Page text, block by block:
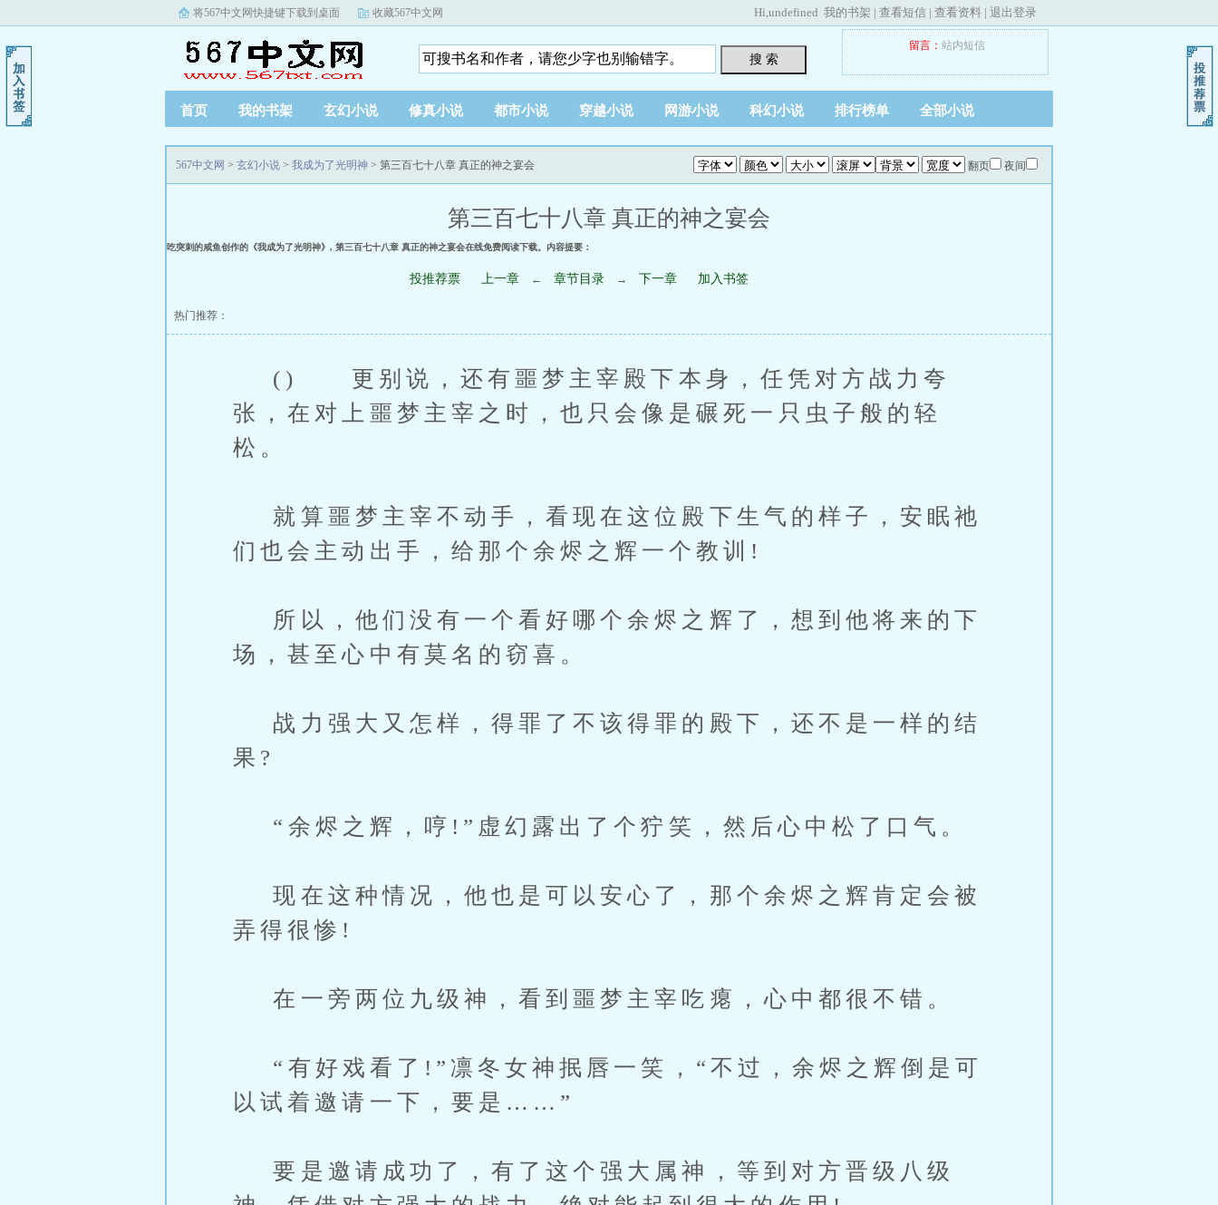
将567中文网快捷键下载到桌面 收藏567中文网 Hi,undefined 我的书架 | 查看短信 | 查看资料 | 退出登录
搜 索
留言： 站内短信
首页 我的书架 玄幻小说 修真小说 都市小说 穿越小说 网游小说 科幻小说 排行榜单 全部小说
翻页 夜间
567中文网 > 玄幻小说 > 我成为了光明神 > 第三百七十八章 真正的神之宴会
第三百七十八章 真正的神之宴会
吃突刺的咸鱼创作的《我成为了光明神》, 第三百七十八章 真正的神之宴会在线免费阅读下载。内容提要：
投推荐票 上一章 ← 章节目录 → 下一章 加入书签
热门推荐：
() 更别说，还有噩梦主宰殿下本身，任凭对方战力夸
张，在对上噩梦主宰之时，也只会像是碾死一只虫子般的轻
松。
就算噩梦主宰不动手，看现在这位殿下生气的样子，安眠祂
们也会主动出手，给那个余烬之辉一个教训!
所以，他们没有一个看好哪个余烬之辉了，想到他将来的下
场，甚至心中有莫名的窃喜。
战力强大又怎样，得罪了不该得罪的殿下，还不是一样的结
果?
“余烬之辉，哼!”虚幻露出了个狞笑，然后心中松了口气。
现在这种情况，他也是可以安心了，那个余烬之辉肯定会被
弄得很惨!
在一旁两位九级神，看到噩梦主宰吃瘪，心中都很不错。
“有好戏看了!”凛冬女神抿唇一笑，“不过，余烬之辉倒是可
以试着邀请一下，要是……”
要是邀请成功了，有了这个强大属神，等到对方晋级八级